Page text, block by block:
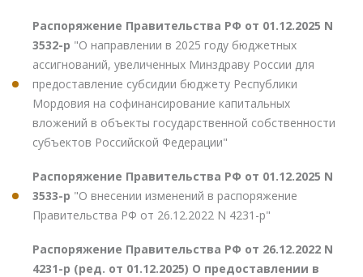
Распоряжение Правительства РФ от 01.12.2025 N
3532-р "О направлении в 2025 году бюджетных
ассигнований, увеличенных Минздраву России для
предоставление субсидии бюджету Республики
Мордовия на софинансирование капитальных
вложений в объекты государственной собственности
субъектов Российской Федерации"
Распоряжение Правительства РФ от 01.12.2025 N
3533-р "О внесении изменений в распоряжение
Правительства РФ от 26.12.2022 N 4231-р"
Распоряжение Правительства РФ от 26.12.2022 N
4231-р (ред. от 01.12.2025) О предоставлении в